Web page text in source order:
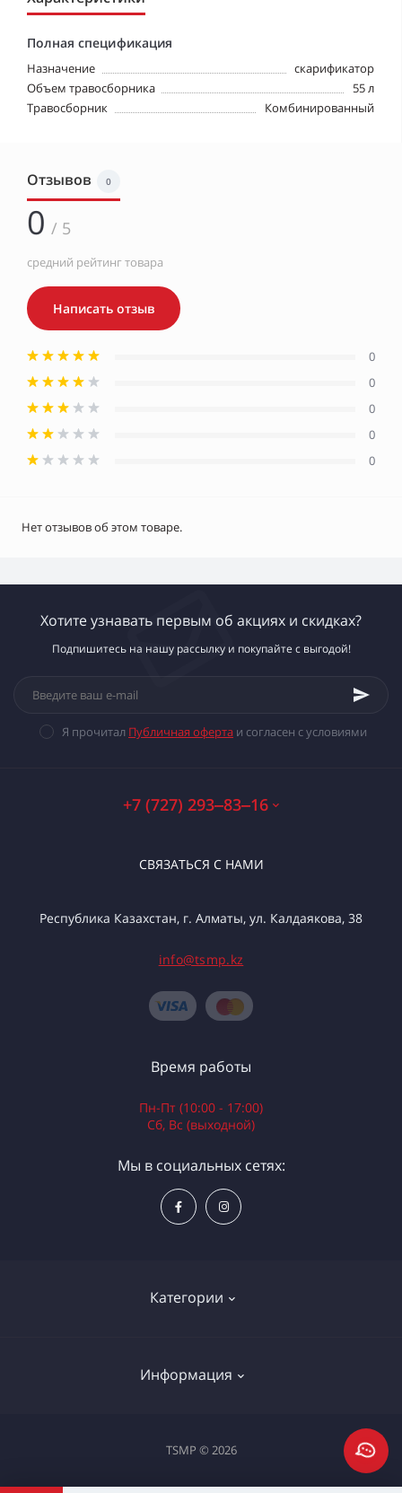
Полная спецификация
Назначение
скарификатор
Объем травосборника
55 л
Травосборник
Комбинированный
Отзывов 0
0 / 5
средний рейтинг товара
Написать отзыв
0
0
0
0
0
Нет отзывов об этом товаре.
Хотите узнавать первым об акциях и скидках?
Подпишитесь на нашу рассылку и покупайте с выгодой!
Я прочитал Публичная оферта и согласен с условиями
+7 (727) 293‒83‒16
СВЯЗАТЬСЯ С НАМИ
Республика Казахстан, г. Алматы, ул. Калдаякова, 38
info@tsmp.kz
Категории
Электроинструменты
Информация
Доставка и оплата
Время работы
Пн-Пт (10:00 - 17:00)
Сб, Вс (выходной)
Мы в социальных сетях:
TSMP © 2026